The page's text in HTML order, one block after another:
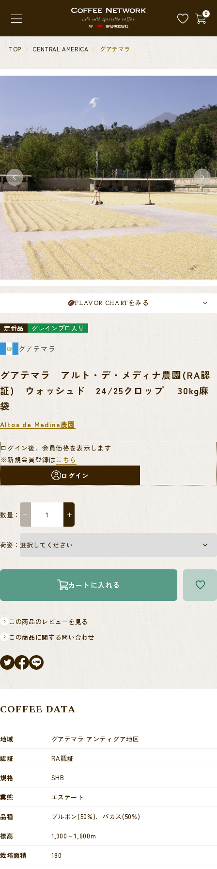
0
TOP CENTRAL AMERICA グアテマラ
FLAVOR CHART をみる
定番品 グレインプロ入り
グアテマラ
グアテマラ アルト・デ・メディナ農園(RA認
証) ウォッシュド 24/25クロップ 30kg麻
袋
Altos de Medina農園
ログイン後、会員価格を表示します
※新規会員登録は こちら
ログイン
数量： − ＋
荷姿：
カートに入れる
この商品のレビューを見る
この商品に関する問い合わせ
COFFEE DATA
地域 グアテマラ アンティグア地区
認証 RA認証
規格 SHB
業態 エステート
品種 ブルボン(50%)、パカス(50%)
標高 1,300～1,600m
栽培面積 180